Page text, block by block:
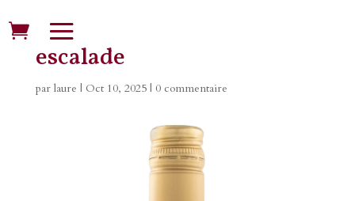
escalade
par laure | Oct 10, 2025| 0 commentaire